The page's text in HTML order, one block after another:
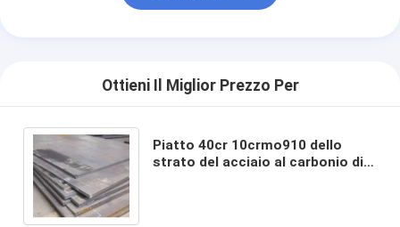
Ottieni Il Miglior Prezzo Per
Piatto 40cr 10crmo910 dello
strato del acciaio al carbonio di